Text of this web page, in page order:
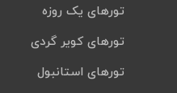
تورهای یک روزه
تورهای کویر گردی
تورهای استانبول